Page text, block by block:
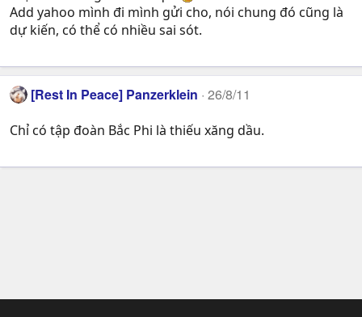
Add yahoo mình đi mình gửi cho, nói chung đó cũng là
dự kiến, có thể có nhiều sai sót.
[Rest In Peace] Panzerklein 26/8/11
Chỉ có tập đoàn Bắc Phi là thiếu xăng dầu.